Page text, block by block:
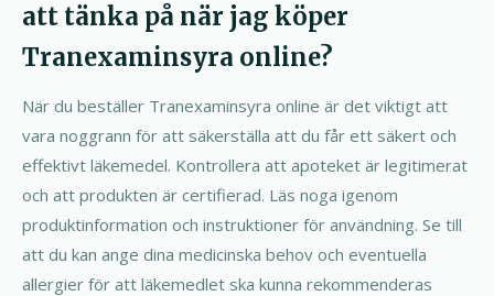
att tänka på när jag köper
Tranexaminsyra online?
När du beställer Tranexaminsyra online är det viktigt att
vara noggrann för att säkerställa att du får ett säkert och
effektivt läkemedel. Kontrollera att apoteket är legitimerat
och att produkten är certifierad. Läs noga igenom
produktinformation och instruktioner för användning. Se till
att du kan ange dina medicinska behov och eventuella
allergier för att läkemedlet ska kunna rekommenderas